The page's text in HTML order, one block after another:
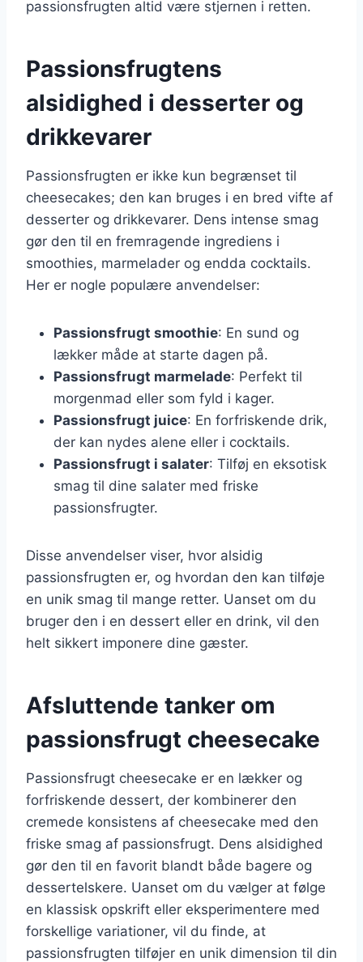
passionsfrugten altid være stjernen i retten.
Passionsfrugtens
alsidighed i desserter og
drikkevarer
Passionsfrugten er ikke kun begrænset til
cheesecakes; den kan bruges i en bred vifte af
desserter og drikkevarer. Dens intense smag
gør den til en fremragende ingrediens i
smoothies, marmelader og endda cocktails.
Her er nogle populære anvendelser:
Passionsfrugt smoothie: En sund og
lækker måde at starte dagen på.
Passionsfrugt marmelade: Perfekt til
morgenmad eller som fyld i kager.
Passionsfrugt juice: En forfriskende drik,
der kan nydes alene eller i cocktails.
Passionsfrugt i salater: Tilføj en eksotisk
smag til dine salater med friske
passionsfrugter.
Disse anvendelser viser, hvor alsidig
passionsfrugten er, og hvordan den kan tilføje
en unik smag til mange retter. Uanset om du
bruger den i en dessert eller en drink, vil den
helt sikkert imponere dine gæster.
Afsluttende tanker om
passionsfrugt cheesecake
Passionsfrugt cheesecake er en lækker og
forfriskende dessert, der kombinerer den
cremede konsistens af cheesecake med den
friske smag af passionsfrugt. Dens alsidighed
gør den til en favorit blandt både bagere og
dessertelskere. Uanset om du vælger at følge
en klassisk opskrift eller eksperimentere med
forskellige variationer, vil du finde, at
passionsfrugten tilføjer en unik dimension til din